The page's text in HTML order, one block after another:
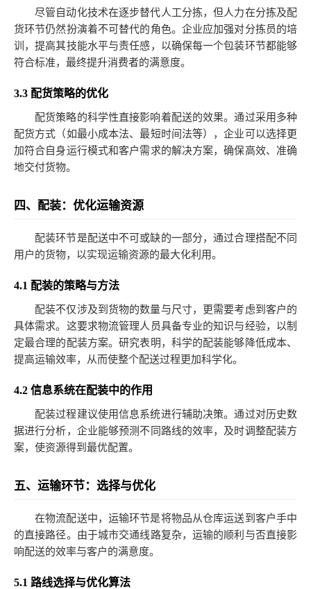
尽管自动化技术在逐步替代人工分拣，但人力在分拣及配
货环节仍然扮演着不可替代的角色。企业应加强对分拣员的培
训，提高其技能水平与责任感，以确保每一个包装环节都能够
符合标准，最终提升消费者的满意度。
3.3 配货策略的优化
配货策略的科学性直接影响着配送的效果。通过采用多种
配货方式（如最小成本法、最短时间法等），企业可以选择更
加符合自身运行模式和客户需求的解决方案，确保高效、准确
地交付货物。
四、配装：优化运输资源
配装环节是配送中不可或缺的一部分，通过合理搭配不同
用户的货物，以实现运输资源的最大化利用。
4.1 配装的策略与方法
配装不仅涉及到货物的数量与尺寸，更需要考虑到客户的
具体需求。这要求物流管理人员具备专业的知识与经验，以制
定最合理的配装方案。研究表明，科学的配装能够降低成本、
提高运输效率，从而使整个配送过程更加科学化。
4.2 信息系统在配装中的作用
配装过程建议使用信息系统进行辅助决策。通过对历史数
据进行分析，企业能够预测不同路线的效率，及时调整配装方
案，使资源得到最优配置。
五、运输环节：选择与优化
在物流配送中，运输环节是将物品从仓库运送到客户手中
的直接路径。由于城市交通线路复杂，运输的顺利与否直接影
响配送的效率与客户的满意度。
5.1 路线选择与优化算法